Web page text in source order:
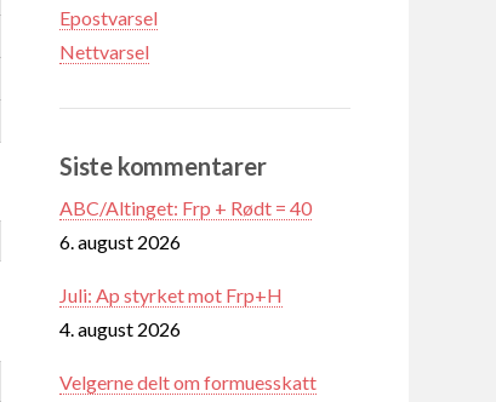
Epostvarsel
Nettvarsel
Siste kommentarer
ABC/Altinget: Frp + Rødt = 40
6. august 2026
Juli: Ap styrket mot Frp+H
4. august 2026
Velgerne delt om formuesskatt